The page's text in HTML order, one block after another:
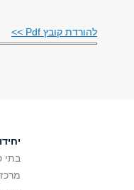
להורדת קובץ Pdf >>
בתי